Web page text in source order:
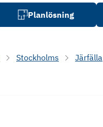
Planlösning
Stockholms Järfälla